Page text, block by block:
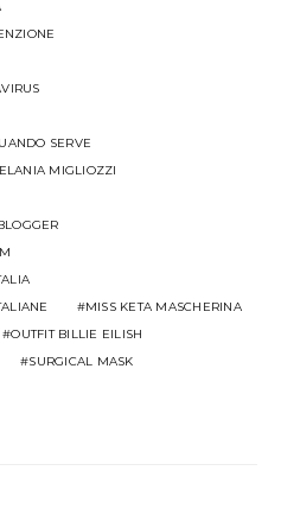
SERVE
MIGLIOZZI
MISS KETA MASCHERINA
OUTFIT BILLIE EILISH
SURGICAL MASK